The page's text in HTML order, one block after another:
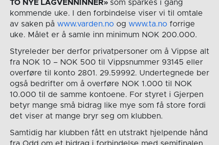
TO NYE LAGVENNINNER» som sparkes i gang
kommende uke. I den forbindelse viser vi til omtale
av saken på www.varden.noog www.ta.noforrige
uke. Målet er å samle inn minimum NOK 200.000.
Styreleder ber derfor privatpersoner om å Vippse alt
fra NOK 10 – NOK 500 til Vippsnummer 93145 eller
overføre til konto 2801. 29.59992. Undertegnede ber
også bedrifter om å overføre NOK 1.000 til NOK
10.000 til de samme kontoene. For styret i Gjerpen
betyr mange små bidrag like mye som få store fordi
det viser at mange bryr seg om klubben.
Samtidig har klubben fått en utstrakt hjelpende hånd